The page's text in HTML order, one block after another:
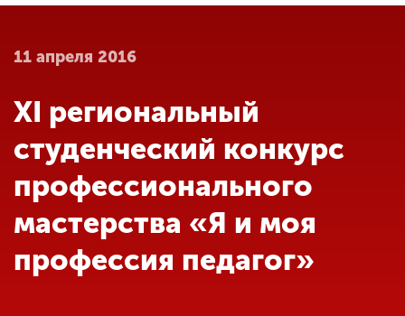
Главная
Абитуриенту
Обучение
Наука
11 апреля 2016
XI региональный
студенческий конкурс
профессионального
мастерства «Я и моя
профессия педагог»